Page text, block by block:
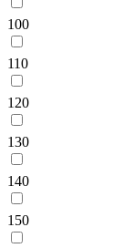
100
110
120
130
140
150